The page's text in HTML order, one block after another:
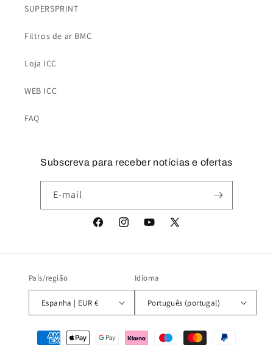
SUPERSPRINT
Filtros de ar BMC
Loja ICC
WEB ICC
FAQ
Subscreva para receber notícias e ofertas
E-mail
FacebookInstagramYouTube
X
País/região
Espanha | EUR €
Idioma
Português (portugal)
Métodos